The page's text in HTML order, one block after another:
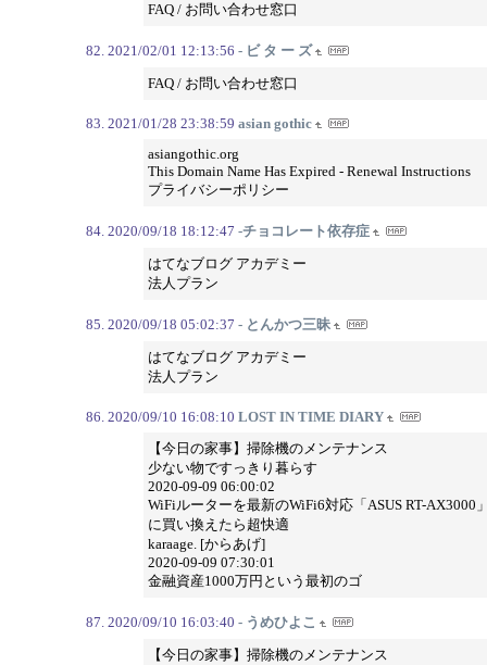
FAQ / お問い合わせ窓口
2021/02/01 12:13:56 - ビ タ ー ズ
FAQ / お問い合わせ窓口
2021/01/28 23:38:59 asian gothic
asiangothic.org
This Domain Name Has Expired - Renewal Instructions
プライバシーポリシー
2020/09/18 18:12:47 -チョコレート依存症
はてなブログ アカデミー
法人プラン
2020/09/18 05:02:37 - とんかつ三昧
はてなブログ アカデミー
法人プラン
2020/09/10 16:08:10 LOST IN TIME DIARY
【今日の家事】掃除機のメンテナンス
少ない物ですっきり暮らす
2020-09-09 06:00:02
WiFiルーターを最新のWiFi6対応「ASUS RT-AX3000
に買い換えたら超快適
karaage. [からあげ]
2020-09-09 07:30:01
金融資産1000万円という最初のゴ
2020/09/10 16:03:40 - うめひよこ
【今日の家事】掃除機のメンテナンス